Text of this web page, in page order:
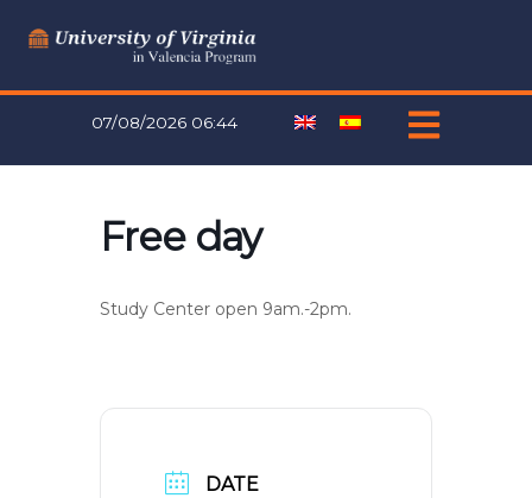
07/08/2026 06:44
Free day
Study Center open 9am.-2pm.
DATE